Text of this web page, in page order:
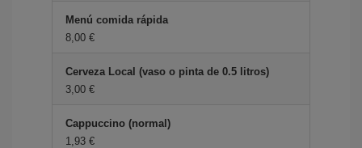
Menú comida rápida
8,00 €
Cerveza Local (vaso o pinta de 0.5 litros)
3,00 €
Cappuccino (normal)
1,93 €